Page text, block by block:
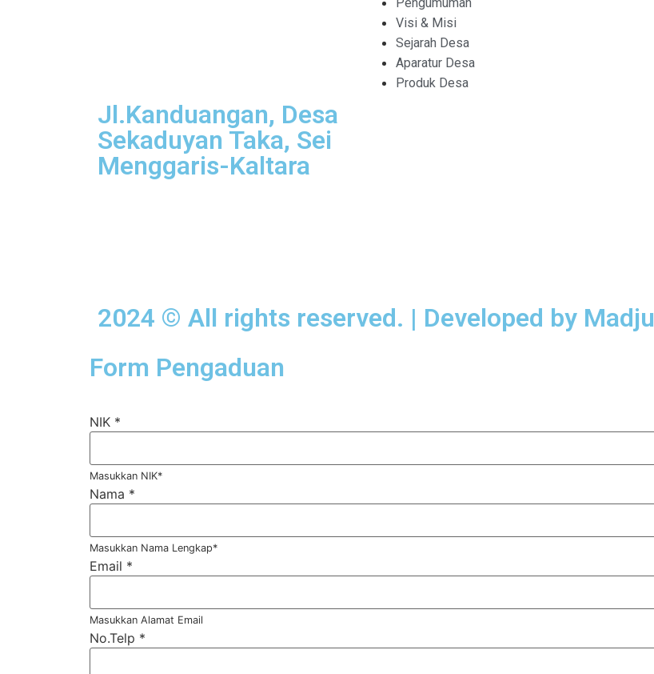
Jl.Kanduangan, Desa
Sekaduyan Taka, Sei
Menggaris-Kaltara
Visi & Misi
Sejarah Desa
Aparatur Desa
Produk Desa
2024 © All rights reserved. | Developed by Madju
Form Pengaduan
NIK *
Masukkan NIK*
Nama *
Masukkan Nama Lengkap*
Email *
Masukkan Alamat Email
No.Telp *